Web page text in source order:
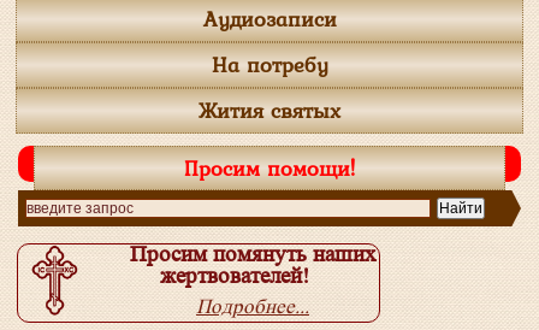
Аудиозаписи
На потребу
Жития святых
Просим помощи!
Просим помянуть наших
жертвователей!
Подробнее...